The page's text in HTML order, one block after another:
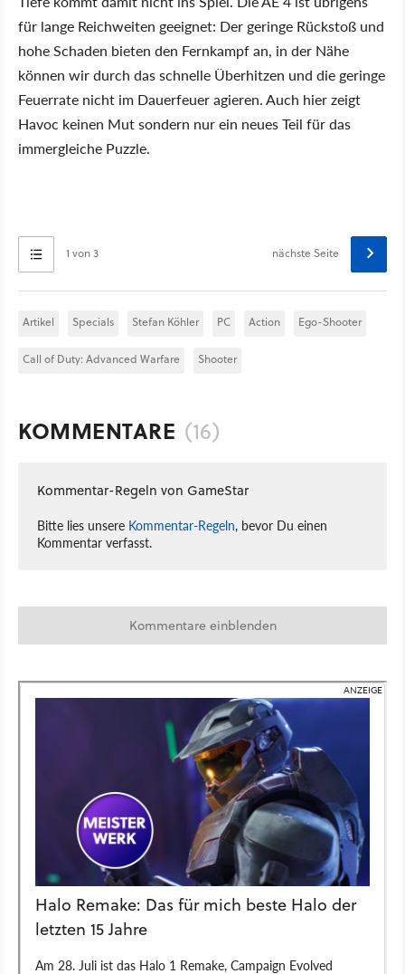
für lange Reichweiten geeignet: Der geringe Rückstoß und
hohe Schaden bieten den Fernkampf an, in der Nähe
können wir durch das schnelle Überhitzen und die geringe
Feuerrate nicht im Dauerfeuer agieren. Auch hier zeigt
Havoc keinen Mut sondern nur ein neues Teil für das
immergleiche Puzzle.
1 von 3 nächste Seite
Artikel Specials Stefan Köhler PC Action Ego-Shooter
Call of Duty: Advanced Warfare Shooter
KOMMENTARE (16)
Kommentar-Regeln von GameStar
Bitte lies unsere Kommentar-Regeln, bevor Du einen
Kommentar verfasst.
Kommentare einblenden